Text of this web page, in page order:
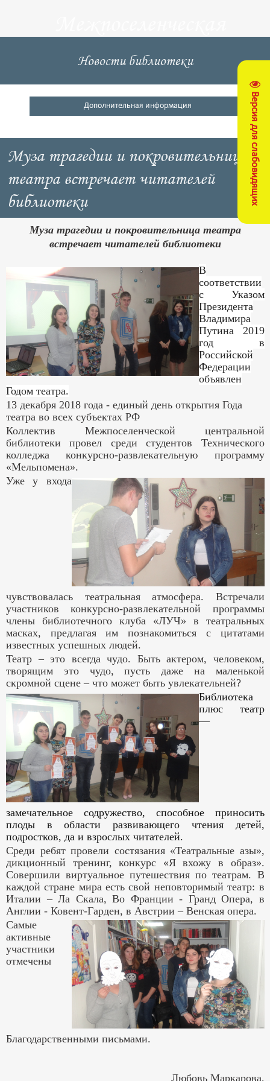
Версия для слабовидящих
центральная
библиотека
Кущевский район
Новости библиотеки
Дополнительная информация
Муза трагедии и покровительница
театра встречает читателей
библиотеки
Муза трагедии и покровительница театра
встречает читателей библиотеки
В
соответствии
с Указом
Президента
Владимира
Путина 2019
год в
Российской
Федерации
объявлен
Годом театра.
13 декабря 2018 года - единый день открытия Года
театра во всех субъектах РФ
Коллектив Межпоселенческой центральной
библиотеки провел среди студентов Технического
колледжа конкурсно-развлекательную программу
«Мельпомена».
Уже у входа
чувствовалась театральная атмосфера. Встречали
участников конкурсно-развлекательной программы
члены библиотечного клуба «ЛУЧ» в театральных
масках, предлагая им познакомиться с цитатами
известных успешных людей.
Театр – это всегда чудо. Быть актером, человеком,
творящим это чудо, пусть даже на маленькой
скромной сцене – что может быть увлекательней?
Библиотека
плюс театр
—
замечательное содружество, способное приносить
плоды в области развивающего чтения детей,
подростков, да и взрослых читателей.
Среди ребят провели состязания «Театральные азы»,
дикционный тренинг, конкурс «Я вхожу в образ».
Совершили виртуальное путешествия по театрам. В
каждой стране мира есть свой неповторимый театр: в
Италии – Ла Скала, Во Франции - Гранд Опера, в
Англии - Ковент-Гарден, в Австрии – Венская опера.
Самые
активные
участники
отмечены
Благодарственными письмами.
Любовь Маркарова,